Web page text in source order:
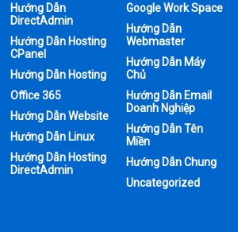
Hướng Dẫn
DirectAdmin
Hướng Dẫn Hosting
CPanel
Hướng Dẫn Hosting
Office 365
Hướng Dẫn Website
Hướng Dẫn Linux
Hướng Dẫn Hosting
DirectAdmin
Google Work Space
Hướng Dẫn
Webmaster
Hướng Dẫn Máy
Chủ
Hướng Dẫn Email
Doanh Nghiệp
Hướng Dẫn Tên
Miền
Hướng Dẫn Chung
Uncategorized